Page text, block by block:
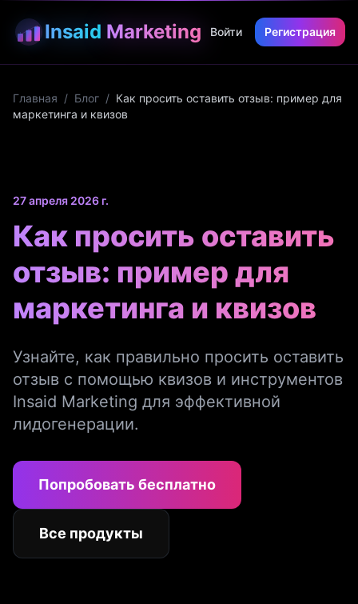
Insaid Marketing Войти Регистрация
Главная / Блог / Как просить оставить отзыв: пример для
маркетинга и квизов
27 апреля 2026 г.
Как просить оставить
отзыв: пример для
маркетинга и квизов
Узнайте, как правильно просить оставить
отзыв с помощью квизов и инструментов
Insaid Marketing для эффективной
лидогенерации.
Попробовать бесплатно
Все продукты